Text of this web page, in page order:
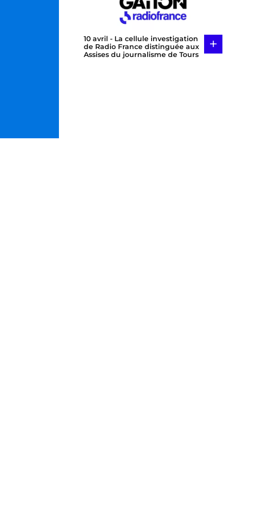
10 avril - La cellule investigation
de Radio France distinguée aux
Assises du journalisme de Tours
+